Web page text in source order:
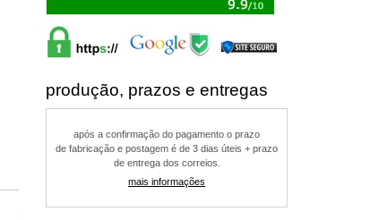
produção, prazos e entregas
de entrega dos correios.
mais informações
etiquetas de produto